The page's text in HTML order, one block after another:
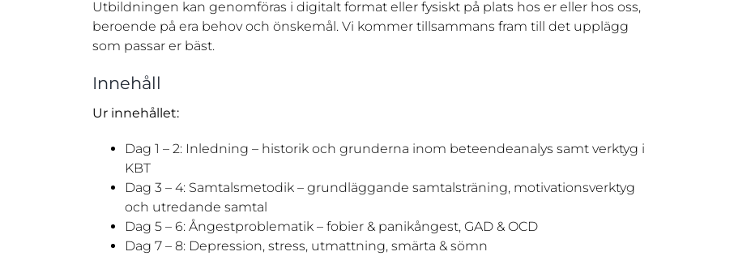
Utbildningen kan genomföras i digitalt format eller fysiskt på plats hos er eller hos oss,
beroende på era behov och önskemål. Vi kommer tillsammans fram till det upplägg
som passar er bäst.
Innehåll
Ur innehållet:
Dag 1 – 2: Inledning – historik och grunderna inom beteendeanalys samt verktyg i
KBT
Dag 3 – 4: Samtalsmetodik – grundläggande samtalsträning, motivationsverktyg
och utredande samtal
Dag 5 – 6: Ångestproblematik – fobier & panikångest, GAD & OCD
Dag 7 – 8: Depression, stress, utmattning, smärta & sömn